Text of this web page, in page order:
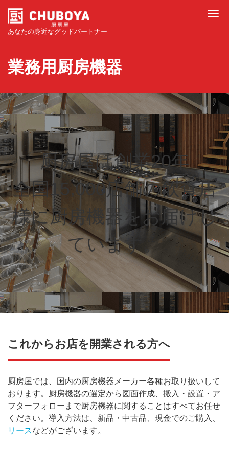
あなたの身近なグッドパートナー
業務用厨房機器
厨房屋は創業20年
全国15,000店舗の飲食店
様に厨房機器をお届けし
ています。
これからお店を開業される方へ
厨房屋では、国内の厨房機器メーカー各種お取り扱いして
おります。厨房機器の選定から図面作成、搬入・設置・ア
フターフォローまで厨房機器に関することはすべてお任せ
ください。導入方法は、新品・中古品、現金でのご購入、
リースなどがございます。